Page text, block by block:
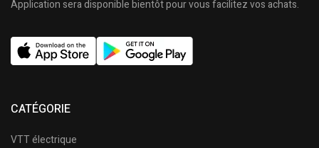
Application sera disponible bientôt pour vous facilitez vos achats.
CATÉGORIE
VTT électrique